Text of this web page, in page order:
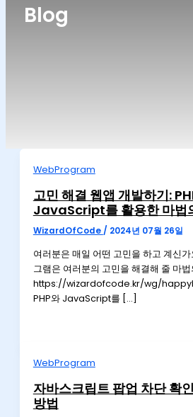
Blog
WebProgram
고민 해결 웹앱 개발하기:
JavaScript를 활용한 마법
WizardOfCode / 2024년 07월 26일
여러분은 매일 어떤 고민을 하고 계신
그램은 여러분의 고민을 해결해 줄 마
https://wizardofcode.kr/wg/
PHP와 JavaScript를 […]
WebProgram
자바스크립트 팝업 차단 확
방법